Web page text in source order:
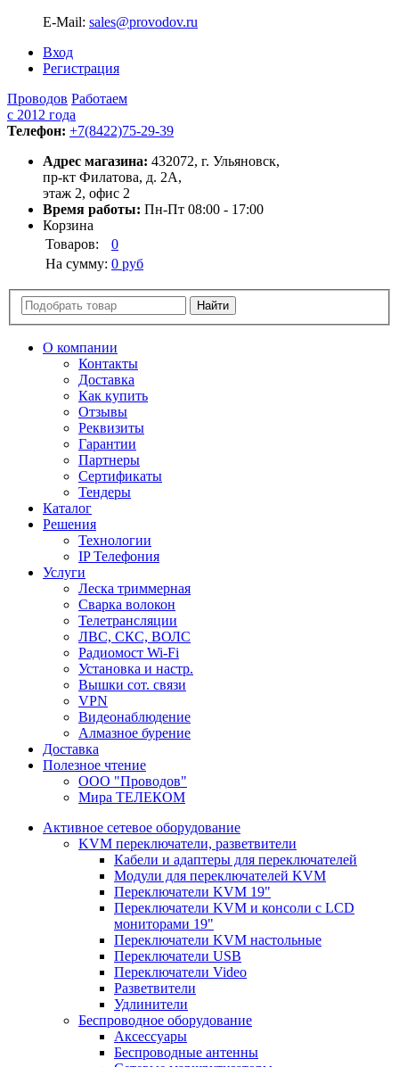
E-Mail: sales@provodov.ru
Вход
Регистрация
Проводов Работаем
с 2012 года
Телефон: +7(8422)75-29-39
Адрес магазина: 432072, г. Ульяновск,
пр-кт Филатова, д. 2А,
этаж 2, офис 2
Время работы: Пн-Пт 08:00 - 17:00
Корзина
Товаров:
0
На сумму: 0 руб
О компании
Контакты
Доставка
Как купить
Отзывы
Реквизиты
Гарантии
Партнеры
Сертификаты
Тендеры
Каталог
Решения
Технологии
IP Телефония
Услуги
Леска триммерная
Сварка волокон
Телетрансляции
ЛВС, СКС, ВОЛС
Радиомост Wi-Fi
Установка и настр.
Вышки сот. связи
VPN
Видеонаблюдение
Алмазное бурение
Доставка
Полезное чтение
ООО "Проводов"
Мира ТЕЛЕКОМ
Активное сетевое оборудование
KVM переключатели, разветвители
Кабели и адаптеры для переключателей
Модули для переключателей KVM
Переключатели KVM 19"
Переключатели KVM и консоли с LCD
мониторами 19"
Переключатели KVM настольные
Переключатели USB
Переключатели Video
Разветвители
Удлинители
Беспроводное оборудование
Аксессуары
Беспроводные антенны